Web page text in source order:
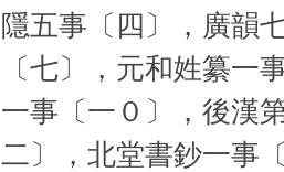
隱五事〔四〕，廣韻
〔七〕，元和姓纂一
一事〔一０〕，後漢
二〕，北堂書鈔一事